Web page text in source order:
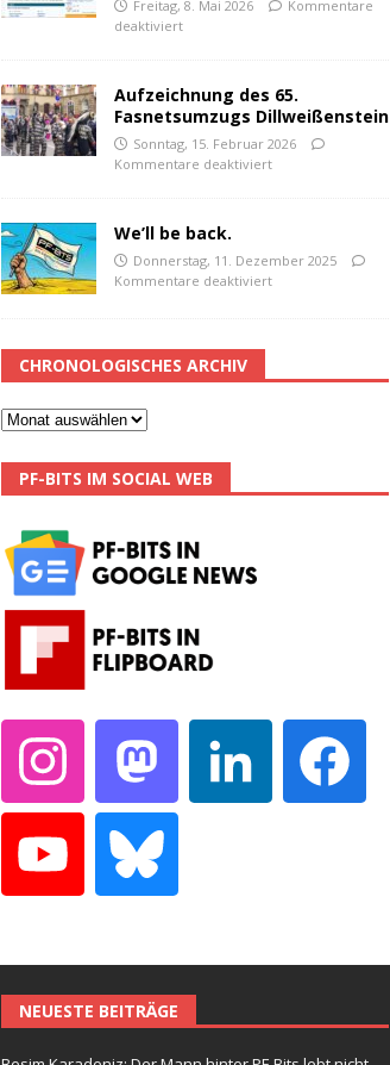
Freitag, 8. Mai 2026
Kommentare
deaktiviert
Aufzeichnung des 65.
Fasnetsumzugs Dillweißenstein
Sonntag, 15. Februar 2026
Kommentare deaktiviert
We’ll be back.
Donnerstag, 11. Dezember 2025
Kommentare deaktiviert
CHRONOLOGISCHES ARCHIV
PF-BITS IM SOCIAL WEB
NEUESTE BEITRÄGE